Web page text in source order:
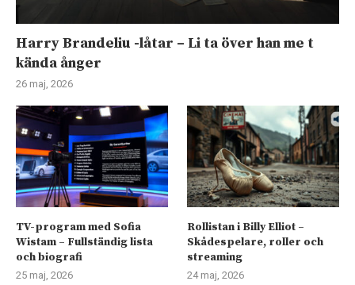
Harry Brandeliu -låtar – Li ta över han me t
kända ånger
26 maj, 2026
TV-program med Sofia
Wistam – Fullständig lista
och biografi
25 maj, 2026
Rollistan i Billy Elliot –
Skådespelare, roller och
streaming
24 maj, 2026